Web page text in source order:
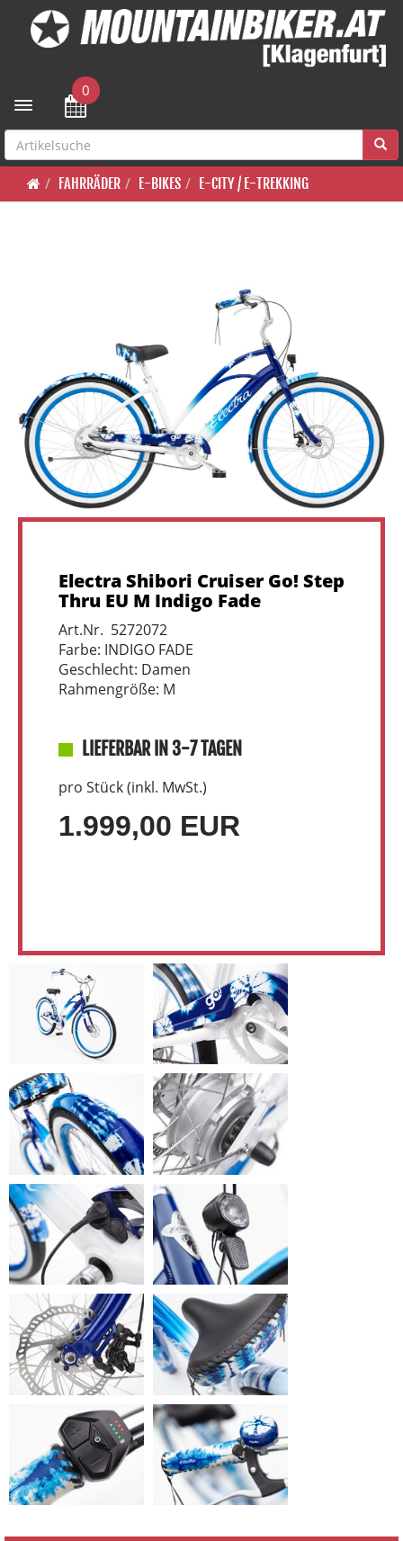
Toggle navigation
0
FAHRRÄDER E-BIKES E-CITY / E-TREKKING
Electra Shibori Cruiser Go! Step
Thru EU M Indigo Fade
Art.Nr. 5272072
Farbe: INDIGO FADE
Geschlecht: Damen
Rahmengröße: M
LIEFERBAR IN 3-7 TAGEN
pro Stück (inkl. MwSt.)
1.999,00 EUR